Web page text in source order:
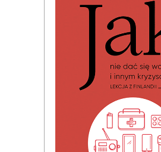
JAK NIE DAĆ SIĘ
INNYM KRYZYSOM.
Premiera 19
49.99 zł
KSIĄŻKA DO